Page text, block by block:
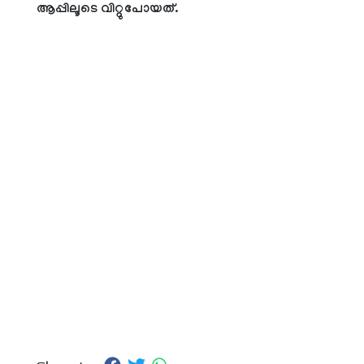
ആപ്പിലൂടെ വിറ്റുപോയത്.